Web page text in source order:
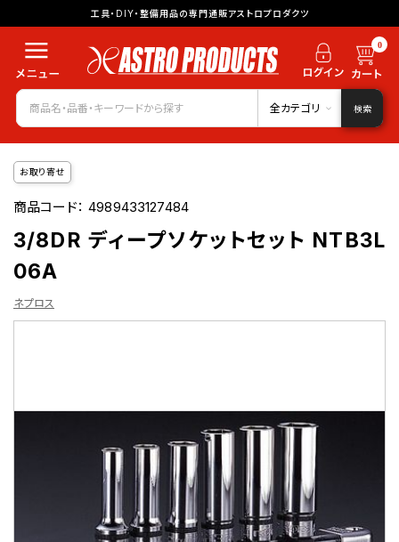
工具・DIY・整備用品の専門通販アストロプロダクツ
0
全カテゴリ 検索
お取り寄せ
商品コード：4989433127484
3/8DR ディープソケットセット NTB3L
06A
ネプロス